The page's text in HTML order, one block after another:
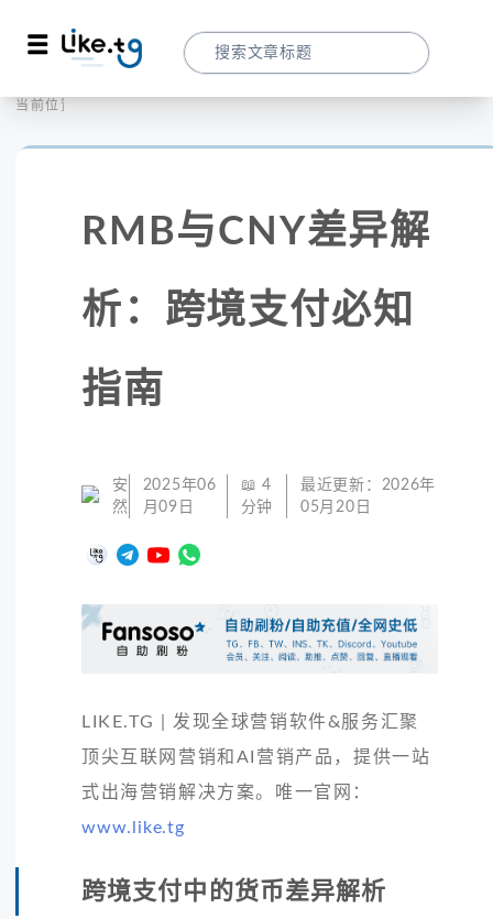
当前位置：
RMB与CNY差异解
析：跨境支付必知
指南
安
然
2025年06
月09日
📖 4
分钟
最近更新： 2026年
05月20日
LIKE.TG | 发现全球营销软件&服务汇聚
顶尖互联网营销和AI营销产品，提供一站
式出海营销解决方案。唯一官网：
www.like.tg
跨境支付中的货币差异解析